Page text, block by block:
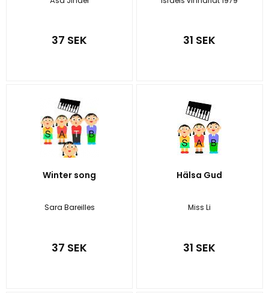
37 SEK 31 SEK
Winter song
Sara Bareilles
37 SEK
Hälsa Gud
Miss Li
31 SEK